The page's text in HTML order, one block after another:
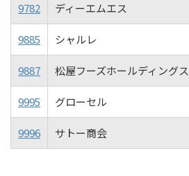
9782 ディーエムエス
9885 シャルレ
9887 松屋フーズホールディングス
9995 グローセル
9996 サトー商会